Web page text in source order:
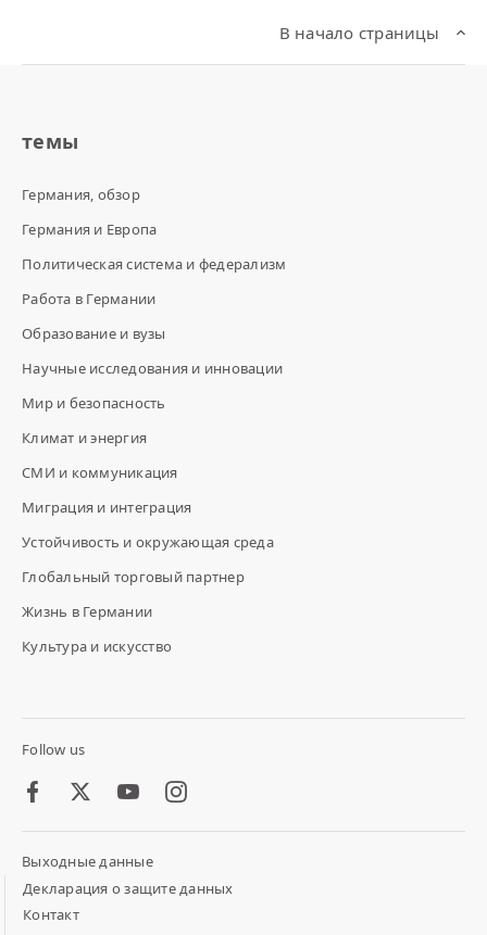
В начало страницы
темы
Германия, обзор
Германия и Европа
Политическая система и федерализм
Работа в Германии
Образование и вузы
Научные исследования и инновации
Мир и безопасность
Климат и энергия
СМИ и коммуникация
Миграция и интеграция
Устойчивость и окружающая среда
Глобальный торговый партнер
Жизнь в Германии
Культура и искусство
Follow us
FacebookTwitter Youtube
Footer
Meta
Links
Выходные данные
Декларация о защите данных
Контакт